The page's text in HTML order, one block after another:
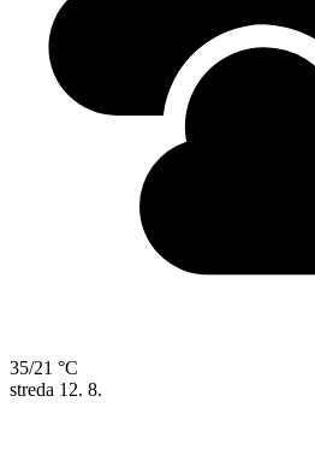
35/21 °C
streda 12. 8.